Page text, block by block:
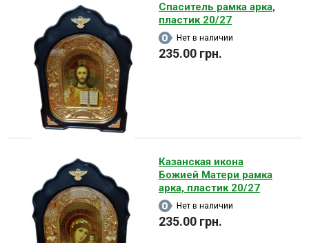
Спаситель рамка арка,
пластик 20/27
Нет в наличии
235.00 грн.
Казанская икона
Божией Матери рамка
арка, пластик 20/27
Нет в наличии
235.00 грн.